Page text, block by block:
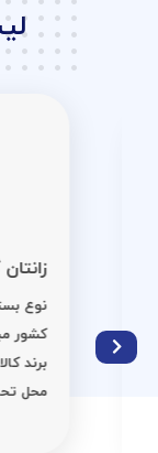
زانتان
نوع
کشور مبدا
برند کالا :
محل